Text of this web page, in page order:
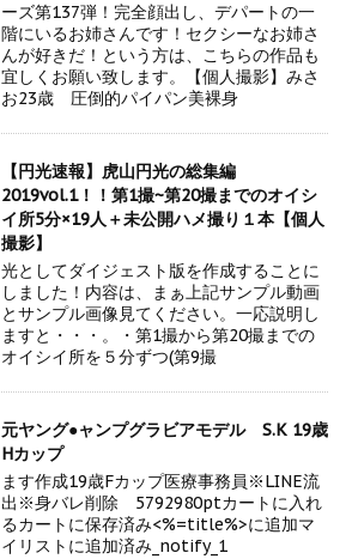
ーズ第137弾！完全顔出し、デパートの一
階にいるお姉さんです！セクシーなお姉さ
んが好きだ！という方は、こちらの作品も
宜しくお願い致します。【個人撮影】みさ
お23歳 圧倒的パイパン美裸身
【円光速報】虎山円光の総集編
2019vol.1！！第1撮~第20撮までのオイシ
イ所5分×19人＋未公開ハメ撮り１本【個人
撮影】
光としてダイジェスト版を作成することに
しました！内容は、まぁ上記サンプル動画
とサンプル画像見てください。一応説明し
ますと・・・。・第1撮から第20撮までの
オイシイ所を５分ずつ(第9撮
元ヤング●ャンプグラビアモデル S.K 19歳
Hカップ
ます作成19歳Fカップ医療事務員※LINE流
出※身バレ削除 5792980ptカートに入れ
るカートに保存済み<%=title%>に追加マ
イリストに追加済み_notify_1